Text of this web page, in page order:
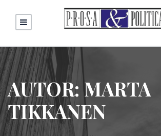
AUTOR:MARTA
TIKKANEN